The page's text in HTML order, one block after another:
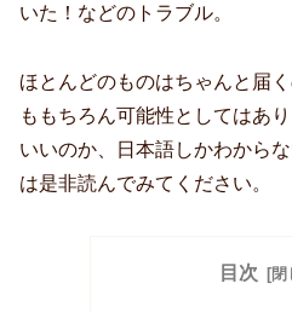
いた！などのトラブル。
ほとんどのものはちゃんと届
ももちろん可能性としてはあ
いいのか、日本語しかわから
は是非読んでみてください。
目次